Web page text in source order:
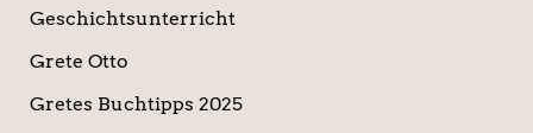
Geschichtsunterricht
Grete Otto
Gretes Buchtipps 2025